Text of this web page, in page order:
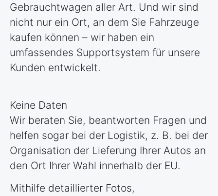
Gebrauchtwagen aller Art. Und wir sind
nicht nur ein Ort, an dem Sie Fahrzeuge
kaufen können – wir haben ein
umfassendes Supportsystem für unsere
Kunden entwickelt.
Keine Daten
Wir beraten Sie, beantworten Fragen und
helfen sogar bei der Logistik, z. B. bei der
Organisation der Lieferung Ihrer Autos an
den Ort Ihrer Wahl innerhalb der EU.
Mithilfe detaillierter Fotos,